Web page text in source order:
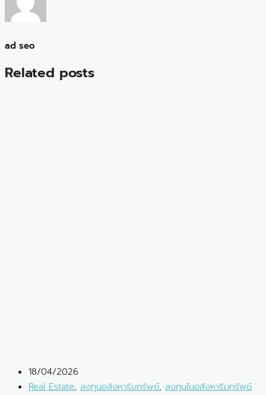
ad seo
Related posts
18/04/2026
Real Estate, ลงทุนอสังหาริมทรัพย์, ลงทุนในอสังหาริมทรัพย์